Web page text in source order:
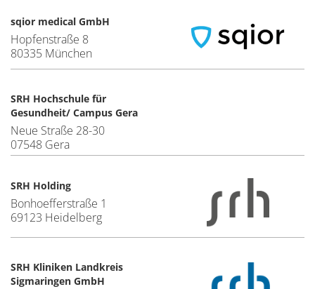
sqior medical GmbH
Hopfenstraße 8
80335 München
SRH Hochschule für
Gesundheit/ Campus Gera
Neue Straße 28-30
07548 Gera
SRH Holding
Bonhoefferstraße 1
69123 Heidelberg
SRH Kliniken Landkreis
Sigmaringen GmbH